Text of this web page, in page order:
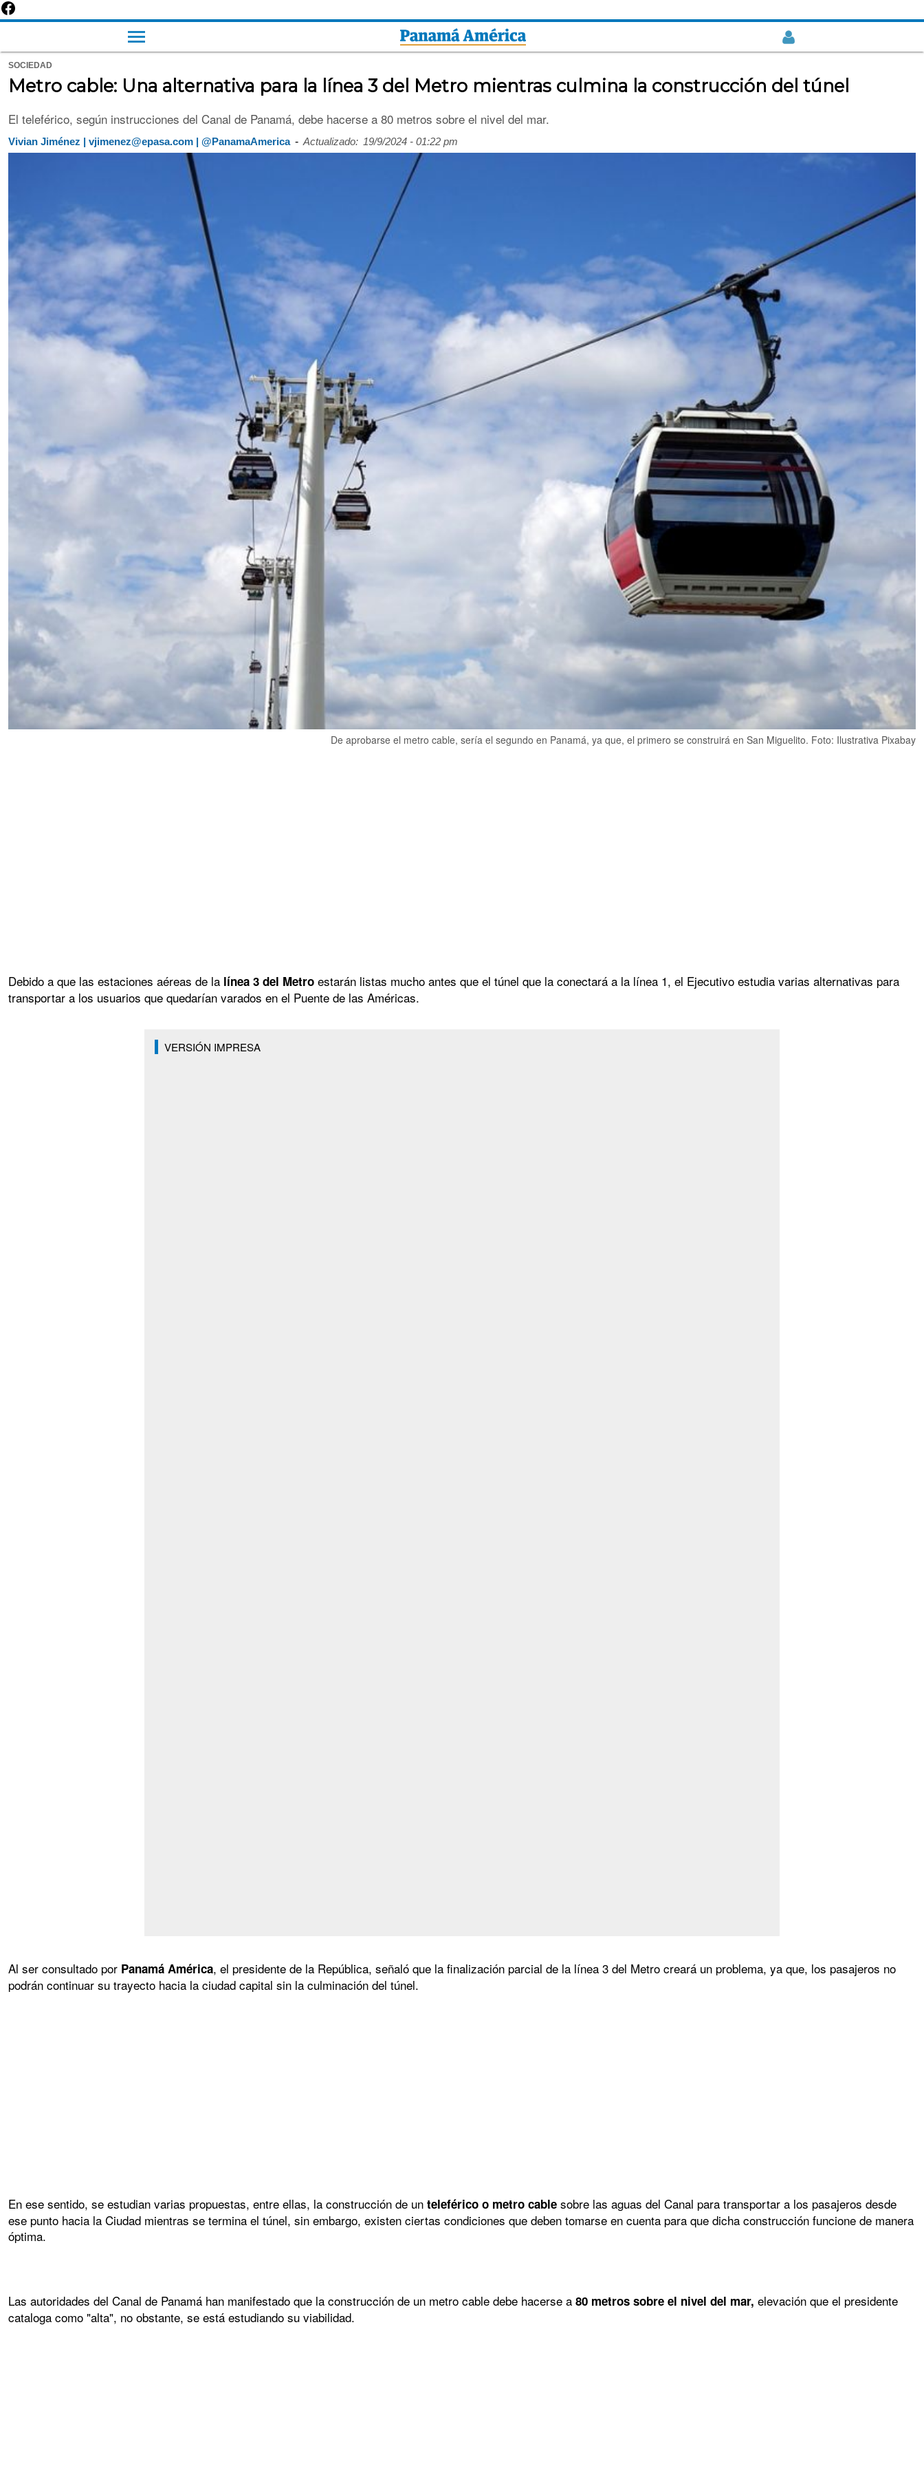
SOCIEDAD
Metro cable: Una alternativa para la línea 3 del Metro mientras culmina la construcción del túnel
El teleférico, según instrucciones del Canal de Panamá, debe hacerse a 80 metros sobre el nivel del mar.
Vivian Jiménez | vjimenez@epasa.com | @PanamaAmerica - Actualizado: 19/9/2024 - 01:22 pm
De aprobarse el metro cable, sería el segundo en Panamá, ya que, el primero se construirá en San Miguelito. Foto: Ilustrativa Pixabay
Debido a que las estaciones aéreas de la línea 3 del Metro estarán listas mucho antes que el túnel que la conectará a la línea 1, el Ejecutivo estudia varias alternativas para
transportar a los usuarios que quedarían varados en el Puente de las Américas.
VERSIÓN IMPRESA
Al ser consultado por Panamá América, el presidente de la República, señaló que la finalización parcial de la línea 3 del Metro creará un problema, ya que, los pasajeros no
podrán continuar su trayecto hacia la ciudad capital sin la culminación del túnel.
En ese sentido, se estudian varias propuestas, entre ellas, la construcción de un teleférico o metro cable sobre las aguas del Canal para transportar a los pasajeros desde
ese punto hacia la Ciudad mientras se termina el túnel, sin embargo, existen ciertas condiciones que deben tomarse en cuenta para que dicha construcción funcione de manera
óptima.
Las autoridades del Canal de Panamá han manifestado que la construcción de un metro cable debe hacerse a 80 metros sobre el nivel del mar, elevación que el presidente
cataloga como "alta", no obstante, se está estudiando su viabilidad.